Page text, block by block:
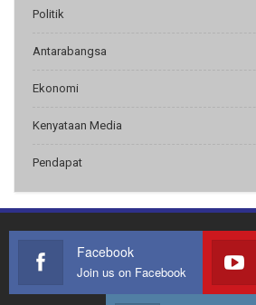
Politik
Antarabangsa
Ekonomi
Kenyataan Media
Pendapat
Facebook
Join us on Facebook